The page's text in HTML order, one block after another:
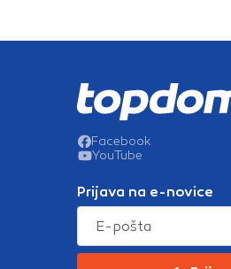
Facebook
YouTube
Prijava na e-novice